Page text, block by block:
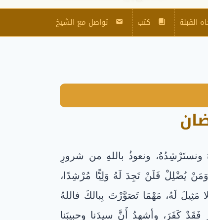
القبلة كتب تواصل مع الشيخ
ونستَرْشِدُهُ، ونعوذُ باللهِ من شرورِ
وَمَنْ يُضْلِلْ فَلَنْ تَجِدَ لَهُ وَلِيًّا مُرْشِدًا،
مَثِيلَ لَهُ، مَهْمَا تَصَوَّرْتَ بِبالكَ فاللهُ
كَفَرَ، وأشهدُ أَنَّ سیدَنا وحبيبَنا